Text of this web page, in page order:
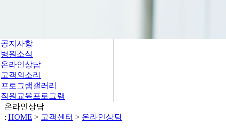
공지사항
병원소식
온라인상담
고객의소리
프로그램갤러리
직원교육프로그램
온라인상담
: HOME > 고객센터 > 온라인상담